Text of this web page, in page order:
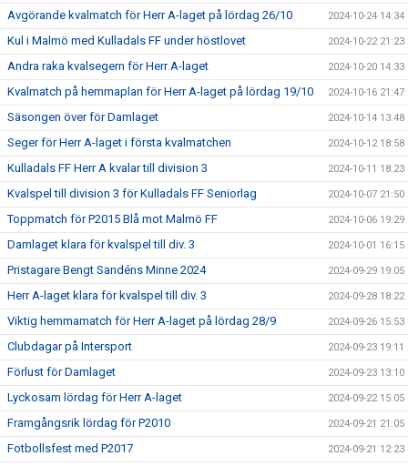
Avgörande kvalmatch för Herr A-laget på lördag 26/10 2024-10-24 14:34
Kul i Malmö med Kulladals FF under höstlovet 2024-10-22 21:23
Andra raka kvalsegern för Herr A-laget 2024-10-20 14:33
Kvalmatch på hemmaplan för Herr A-laget på lördag 19/10 2024-10-16 21:47
Säsongen över för Damlaget 2024-10-14 13:48
Seger för Herr A-laget i första kvalmatchen 2024-10-12 18:58
Kulladals FF Herr A kvalar till division 3 2024-10-11 18:23
Kvalspel till division 3 för Kulladals FF Seniorlag 2024-10-07 21:50
Toppmatch för P2015 Blå mot Malmö FF 2024-10-06 19:29
Damlaget klara för kvalspel till div. 3 2024-10-01 16:15
Pristagare Bengt Sandéns Minne 2024 2024-09-29 19:05
Herr A-laget klara för kvalspel till div. 3 2024-09-28 18:22
Viktig hemmamatch för Herr A-laget på lördag 28/9 2024-09-26 15:53
Clubdagar på Intersport 2024-09-23 19:11
Förlust för Damlaget 2024-09-23 13:10
Lyckosam lördag för Herr A-laget 2024-09-22 15:05
Framgångsrik lördag för P2010 2024-09-21 21:05
Fotbollsfest med P2017 2024-09-21 12:23